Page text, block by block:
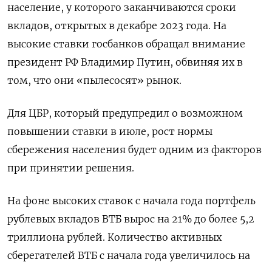
население, у которого заканчиваются сроки
вкладов, открытых в декабре 2023 года. На
высокие ставки госбанков обращал внимание
президент РФ Владимир Путин, обвиняя их в
том, что они «пылесосят» рынок.
Для ЦБР, который предупредил о возможном
повышении ставки в июле, рост нормы
сбережения населения будет одним из факторов
при принятии решения.
На фоне высоких ставок с начала года портфель
рублевых вкладов ВТБ вырос на 21% до более 5,2
триллиона рублей. Количество активных
сберегателей ВТБ с начала года увеличилось на